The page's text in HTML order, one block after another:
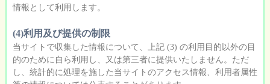
情報として利用します。
(4)利用及び提供の制限
当サイトで収集した情報について、上記 (3) の利用目的以外の目
的のために自ら利用し、又は第三者に提供いたしません。ただ
し、統計的に処理を施した当サイトのアクセス情報、利用者属性